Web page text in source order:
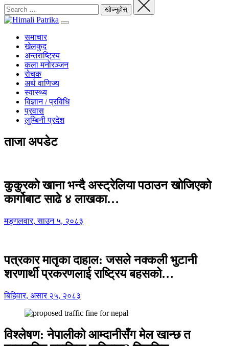
समाचार
खेलकुद
अन्तराष्ट्रिय
कला मनोरञ्जन
रोचक
अर्थ वाणिज्य
स्वास्थ्य
विज्ञान / प्रविधि
प्रवास
लुम्बिनी प्रदेश
ताजा अपडेट
कुकुरको खाना भन्दै अस्ट्रेलिया पठाउन खोजिएको
कार्गोबाट साढे ४ लाखका…
मङ्गलवार, साउन ५, २०८३
पत्रकार मातृका दाहाल: जसले नक्कली भुटानी
शरणार्थी प्रकरणलाई राष्ट्रिय बहसको…
बिहिवार, असार २५, २०८३
विश्लेषण: नेपालीको आम्दानीसँग मेल खान्छ त